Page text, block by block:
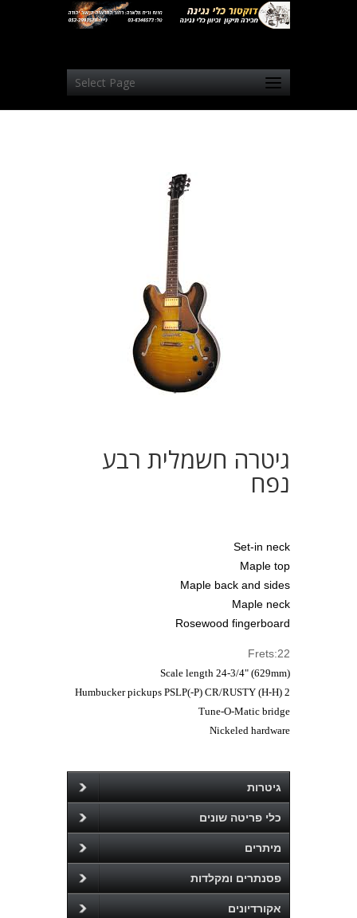
Select Page
גיטרה חשמלית רבע
נפח
Set-in neck
Maple top
Maple back and sides
Maple neck
Rosewood fingerboard
Frets:22
Scale length 24-3/4" (629mm)
2 Humbucker pickups PSLP(-P) CR/RUSTY (H-H)
Tune-O-Matic bridge
Nickeled hardware
גיטרות
כלי פריטה שונים
מיתרים
פסנתרים ומקלדות
אקורדיונים